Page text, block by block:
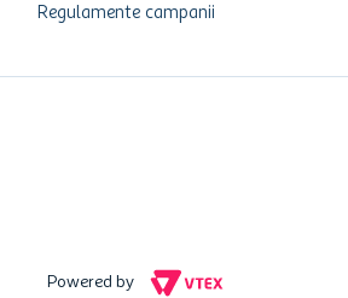
Regulamente campanii
Powered by